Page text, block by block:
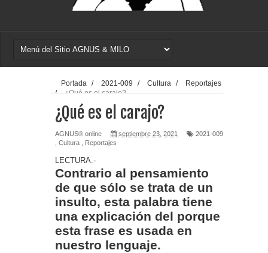
Portada / 2021-009 / Cultura /
Reportajes
/
¿Qué es el carajo?
¿Qué es el carajo?
AGNUS® online septiembre 23, 2021
2021-009
Cultura Reportajes
LECTURA.-
Contrario al pensamiento
de que sólo se trata de un
insulto, esta palabra tiene
una explicación del porque
esta frase es usada en
nuestro lenguaje.